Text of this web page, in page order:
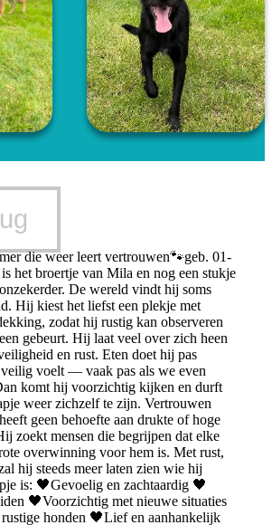
die weer leert vertrouwen🐾geb. 01-
het broertje van Mila en nog een stukje
De wereld vindt hij soms
Hij kiest het liefst een plekje met
zodat hij rustig kan observeren
gebeurt. Hij laat veel over zich heen
en rust. Eten doet hij pas
voelt — vaak pas als we even
komt hij voorzichtig kijken en durft
weer zichzelf te zijn. Vertrouwen
geen behoefte aan drukte of hoge
zoekt mensen die begrijpen dat elke
overwinning voor hem is. Met rust,
hij steeds meer laten zien wie hij
is: 🖤Gevoelig en zachtaardig 🖤
🖤Voorzichtig met nieuwe situaties
honden 🖤Lief en aanhankelijk